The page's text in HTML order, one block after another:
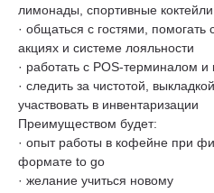
лимонады, спортивные коктейли
· общаться с гостями,
акциях и системе лояльности
· работать с POS-терминалом и
· следить за чистотой,
участвовать в инвентаризации
Преимуществом будет:
· опыт работы в кофейне при
формате to go
· желание учиться новому